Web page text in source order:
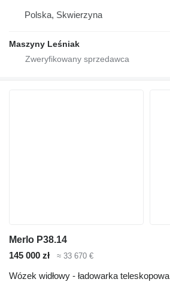
Polska, Skwierzyna
Maszyny Leśniak
Merlo P38.14
145 000 zł
≈ 33 670 €
Wózek widłowy - ładowarka teleskopowa